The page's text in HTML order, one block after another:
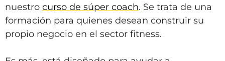
nuestro curso de súper coach. Se trata de una
formación para quienes desean construir su
propio negocio en el sector fitness.